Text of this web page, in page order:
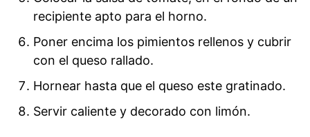
recipiente apto para el horno.
Poner encima los pimientos rellenos y cubrir
con el queso rallado.
Hornear hasta que el queso este gratinado.
Servir caliente y decorado con limón.